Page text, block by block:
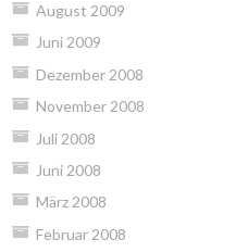
August 2009
Juni 2009
Dezember 2008
November 2008
Juli 2008
Juni 2008
März 2008
Februar 2008